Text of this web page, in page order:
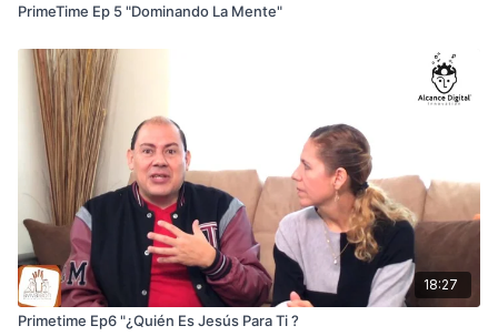
PrimeTime Ep 5 "Dominando La Mente"
18:27
Primetime Ep6 "¿Quién Es Jesús Para Ti ?